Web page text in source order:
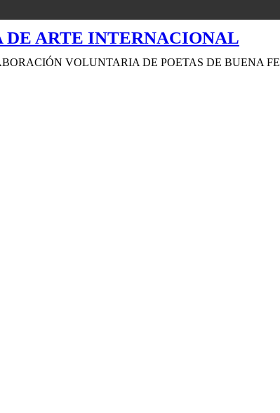
VOLUNTARIA DE POETAS DE BUENA FE